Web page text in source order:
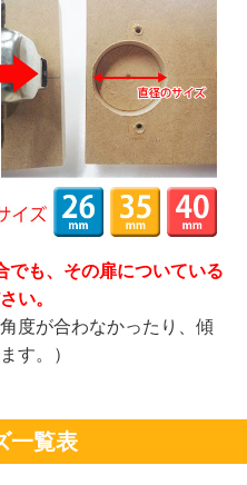
でも、その扉についている
い。
度が合わなかったり、傾
す。）
一覧表